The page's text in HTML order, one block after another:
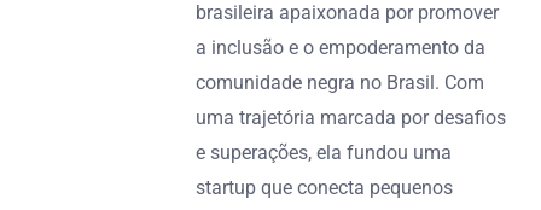
brasileira apaixonada por promover
a inclusão e o empoderamento da
comunidade negra no Brasil. Com
uma trajetória marcada por desafios
e superações, ela fundou uma
startup que conecta pequenos